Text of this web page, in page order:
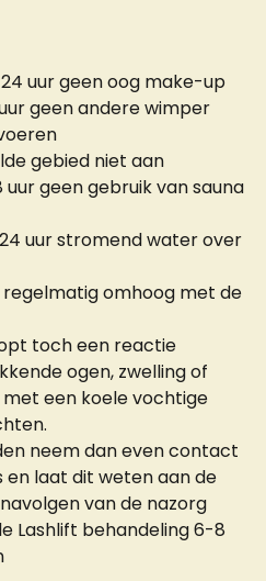
uur geen oog make-up
geen andere wimper
gebied niet aan
geen gebruik van sauna
uur stromend water over
omhoog met de
toch een reactie
ogen, zwelling of
een koele vochtige
neem dan even contact
en laat dit weten aan de
van de nazorg
Lashlift behandeling 6-8